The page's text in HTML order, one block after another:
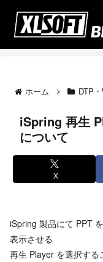
ホーム DTP
iSpring 再生
について
X
iSpring 製品にて PPT
表示させる
再生 Player を選択す